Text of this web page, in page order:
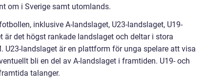
om i Sverige samt utomlands.
inklusive A-landslaget, U23-landslaget, U19-
är det högst rankade landslaget och deltar i stora
U23-landslaget är en plattform för unga spelare att visa
bli en del av A-landslaget i framtiden. U19- och
talanger.